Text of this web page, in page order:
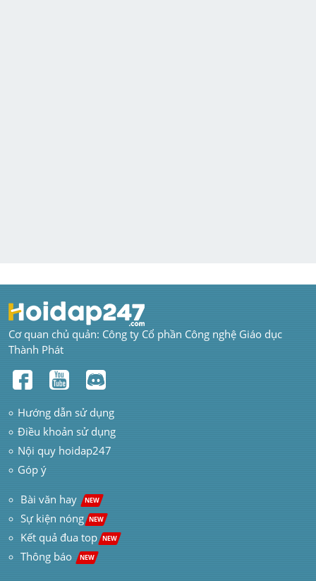
Cơ quan chủ quản: Công ty Cổ phần Công nghệ Giáo dục
Thành Phát
Hướng dẫn sử dụng
Điều khoản sử dụng
Nội quy hoidap247
Góp ý
Bài văn hay NEW
Sự kiện nóng NEW
Kết quả đua top NEW
Thông báo NEW